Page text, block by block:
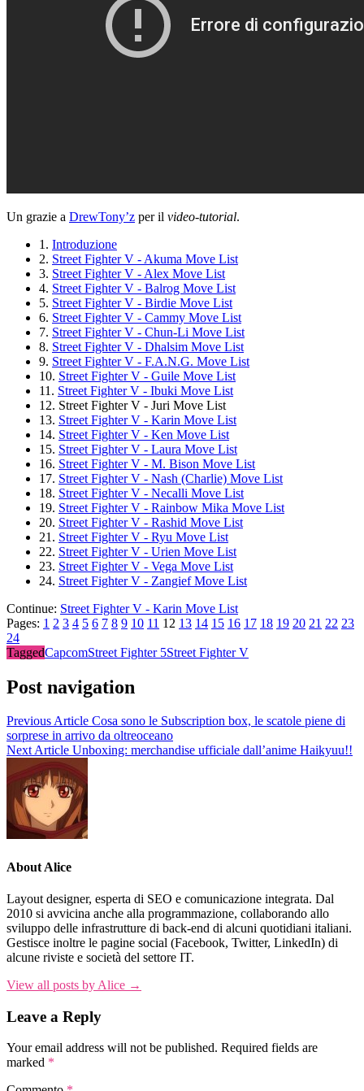
Un grazie a DrewTony’z per il video-tutorial.
1. Introduzione
2. Street Fighter V - Akuma Move List
3. Street Fighter V - Alex Move List
4. Street Fighter V - Balrog Move List
5. Street Fighter V - Birdie Move List
6. Street Fighter V - Cammy Move List
7. Street Fighter V - Chun-Li Move List
8. Street Fighter V - Dhalsim Move List
9. Street Fighter V - F.A.N.G. Move List
10. Street Fighter V - Guile Move List
11. Street Fighter V - Ibuki Move List
12. Street Fighter V - Juri Move List
13. Street Fighter V - Karin Move List
14. Street Fighter V - Ken Move List
15. Street Fighter V - Laura Move List
16. Street Fighter V - M. Bison Move List
17. Street Fighter V - Nash (Charlie) Move List
18. Street Fighter V - Necalli Move List
19. Street Fighter V - Rainbow Mika Move List
20. Street Fighter V - Rashid Move List
21. Street Fighter V - Ryu Move List
22. Street Fighter V - Urien Move List
23. Street Fighter V - Vega Move List
24. Street Fighter V - Zangief Move List
Continue: Street Fighter V - Karin Move List
Pages: 1 2 3 4 5 6 7 8 9 10 11 12 13 14 15 16 17 18 19 20 21 22 23
24
TaggedCapcomStreet Fighter 5Street Fighter V
Post navigation
Previous Article Cosa sono le Subscription box, le scatole piene di
sorprese in arrivo da oltreoceano
Next Article Unboxing: merchandise ufficiale dall’anime Haikyuu!!
About Alice
Layout designer, esperta di SEO e comunicazione integrata. Dal
2010 si avvicina anche alla programmazione, collaborando allo
sviluppo delle infrastrutture di back-end di alcuni quotidiani italiani.
Gestisce inoltre le pagine social (Facebook, Twitter, LinkedIn) di
alcune riviste e società del settore IT.
View all posts by Alice →
Leave a Reply
Your email address will not be published. Required fields are
marked *